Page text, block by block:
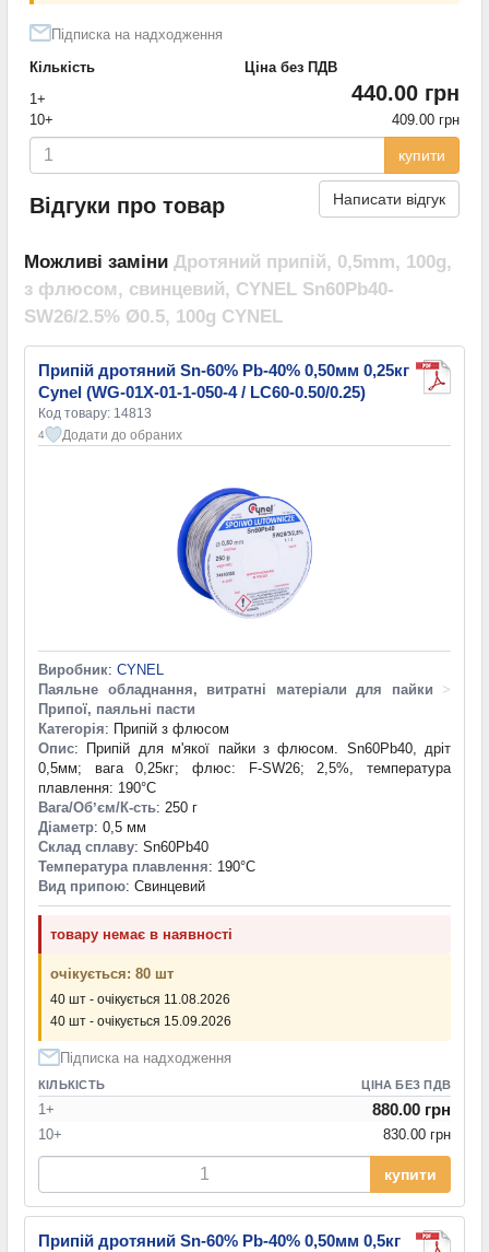
Підписка на надходження
Кількість
Ціна без ПДВ
1+
440.00 грн
10+ 409.00 грн
купити
Відгуки про товар Написати відгук
Можливі заміни Дротяний припій, 0,5mm, 100g,
з флюсом, свинцевий, CYNEL Sn60Pb40-
SW26/2.5% Ø0.5, 100g CYNEL
Припій дротяний Sn-60% Pb-40% 0,50мм 0,25кг
Cynel (WG-01X-01-1-050-4 / LC60-0.50/0.25)
Код товару: 14813
4 Додати до обраних
Виробник: CYNEL
Паяльне обладнання, витратні матеріали для пайки
>
Припої, паяльні пасти
Категорія: Припій з флюсом
Опис: Припій для м'якої пайки з флюсом. Sn60Pb40, дріт
0,5мм; вага 0,25кг; флюс: F-SW26; 2,5%, температура
плавлення: 190°С
Вага/Обʼєм/К-сть: 250 г
Діаметр: 0,5 мм
Склад сплаву: Sn60Pb40
Температура плавлення: 190°С
Вид припою: Свинцевий
товару немає в наявності
очікується: 80 шт
40 шт - очікується 11.08.2026
40 шт - очікується 15.09.2026
Підписка на надходження
КІЛЬКІСТЬ ЦІНА БЕЗ ПДВ
1+ 880.00 грн
10+ 830.00 грн
купити
Припій дротяний Sn-60% Pb-40% 0,50мм 0,5кг